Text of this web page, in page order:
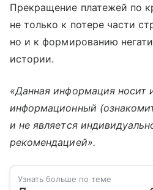
Прекращение платежей по
не только к потере части
но и к формированию
истории.
«Данная информация носит
информационный
и не является
рекомендацией».
Узнать больше по теме